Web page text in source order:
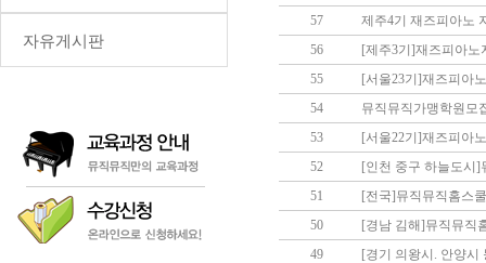
자유게시판
57
제주4기 재즈피아노
56
[제주3기]재즈피아노
55
[서울23기]재즈피아
54
뮤직뮤직가맹학원모
53
[서울22기]재즈피아
52
[인천 중구 하늘도시]
51
[전국]뮤직뮤직홈스
50
[경남 김해]뮤직뮤직
49
[경기 의왕시. 안양시